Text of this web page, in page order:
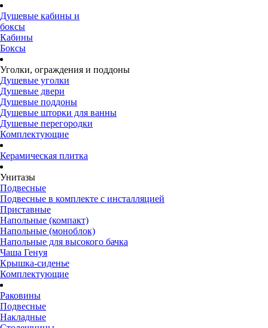
Душевые кабины и
боксы
Кабины
Боксы
Уголки, ограждения и поддоны
Душевые уголки
Душевые двери
Душевые поддоны
Душевые шторки для ванны
Душевые перегородки
Комплектующие
Керамическая плитка
Унитазы
Подвесные
Подвесные в комплекте с инсталляцией
Приставные
Напольные (компакт)
Напольные (моноблок)
Напольные для высокого бачка
Чаша Генуя
Крышка-сиденье
Комплектующие
Раковины
Подвесные
Накладные